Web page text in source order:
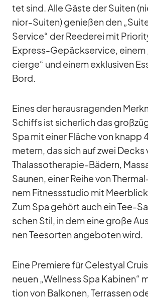
tet sind. Alle Gäste der Sui­ten
nior-Sui­ten) ge­nie­ßen den
Ser­vice“ der Ree­de­rei mit
Ex­press-Ge­päck­ser­vice,
cierge“ und ei­nem ex­klu­si­ven
Bord.
Ei­nes der her­aus­ra­gen­den
Schiffs ist si­cher­lich das
Spa mit ei­ner Flä­che von
me­tern, das sich auf zwei
Thalas­so­the­ra­pie-Bä­dern,
Sau­nen, ei­ner Reihe von
nem Fit­ness­stu­dio mit
Zum Spa ge­hört auch ein Tee-
schen Stil, in dem eine große
nen Tee­sor­ten an­ge­bo­ten wird.
Eine Pre­miere für Ce­les­tyal
neuen „Well­ness Spa Ka­bi­nen“
tion von Bal­ko­nen, Ter­ras­sen